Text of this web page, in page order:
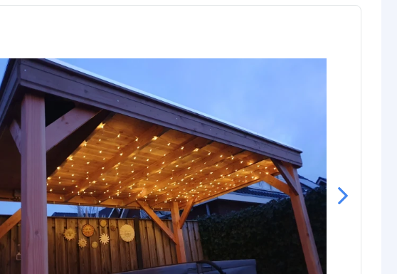
en lichtstand)
Solar paneel
Type paneel
-
Capaciteit
-
De meest voorkomende termen worden uitgelegd in onzeSolar informatie
blog.